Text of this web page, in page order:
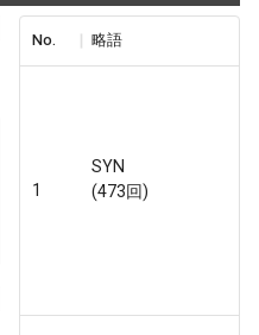
No. 略語
1
SYN
(473回)